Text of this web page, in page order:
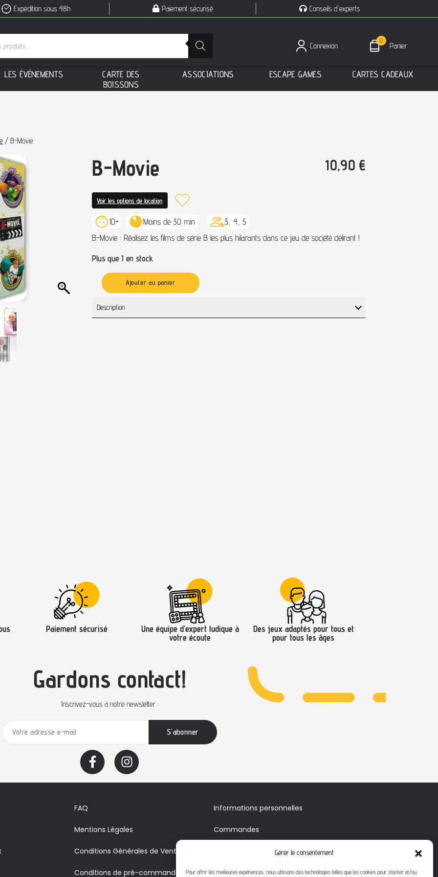
Gérer le consentement
Pour offrir les meilleures expériences, nous utilisons des technologies telles que les cookies pour stocker et/ou
Expédition sous 48h Paiement sécurisé Conseils d'experts
0
Panier
Connexion
LES ÉVÉNEMENTS CARTE DES
BOISSONS
ASSOCIATIONS ESCAPE GAMES CARTES CADEAUX
/ B-Movie
B-Movie 10,90 €
Voir les options de location
10+ Moins de 30 min
3, 4, 5
B-Movie : Réalisez les films de série B les plus hilarants dans ce jeu de société délirant !
Plus que 1 en stock
Ajouter au panier
Description
Paiement sécurisé
Une équipe d’expert ludique à
votre écoute
Des jeux adaptés pour tous et
pour tous les âges
Gardons contact!
Inscrivez-vous à notre newsletter :
FAQ
Mentions Légales
Conditions Générales de Vente
Conditions de pré-commande
Informations personnelles
Commandes
Avoirs & Bons de réduction
Vérifier le solde de votre carte